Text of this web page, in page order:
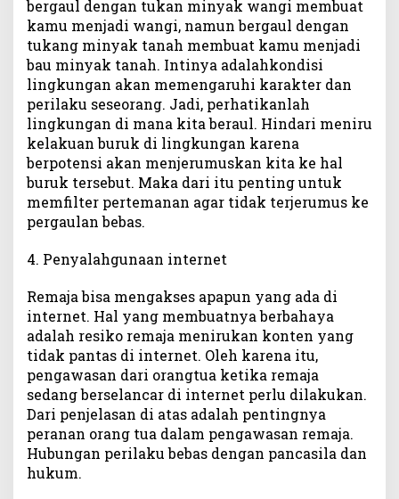
bergaul dengan tukan minyak wangi membuat
kamu menjadi wangi, namun bergaul dengan
tukang minyak tanah membuat kamu menjadi
bau minyak tanah. Intinya adalahkondisi
lingkungan akan memengaruhi karakter dan
perilaku seseorang. Jadi, perhatikanlah
lingkungan di mana kita beraul. Hindari meniru
kelakuan buruk di lingkungan karena
berpotensi akan menjerumuskan kita ke hal
buruk tersebut. Maka dari itu penting untuk
memfilter pertemanan agar tidak terjerumus ke
pergaulan bebas.
4. Penyalahgunaan internet
Remaja bisa mengakses apapun yang ada di
internet. Hal yang membuatnya berbahaya
adalah resiko remaja menirukan konten yang
tidak pantas di internet. Oleh karena itu,
pengawasan dari orangtua ketika remaja
sedang berselancar di internet perlu dilakukan.
Dari penjelasan di atas adalah pentingnya
peranan orang tua dalam pengawasan remaja.
Hubungan perilaku bebas dengan pancasila dan
hukum.